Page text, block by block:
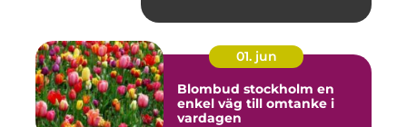
01. jun
Blombud stockholm en
enkel väg till omtanke i
vardagen